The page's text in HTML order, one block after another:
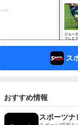
ス
おすすめ情報
スポーツナ